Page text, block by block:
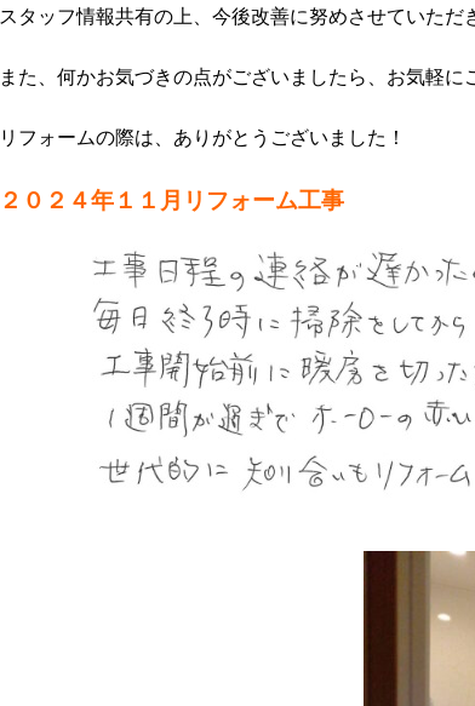
スタッフ情報共有の上、今後改善に努めさせていただ
また、何かお気づきの点がございましたら、お気軽に
リフォームの際は、ありがとうございました！
２０２４年１１月リフォーム工事